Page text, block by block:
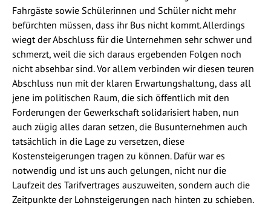
Fahrgäste sowie Schülerinnen und Schüler nicht mehr
befürchten müssen, dass ihr Bus nicht kommt. Allerdings
wiegt der Abschluss für die Unternehmen sehr schwer und
schmerzt, weil die sich daraus ergebenden Folgen noch
nicht absehbar sind. Vor allem verbinden wir diesen teuren
Abschluss nun mit der klaren Erwartungshaltung, dass all
jene im politischen Raum, die sich öffentlich mit den
Forderungen der Gewerkschaft solidarisiert haben, nun
auch zügig alles daran setzen, die Busunternehmen auch
tatsächlich in die Lage zu versetzen, diese
Kostensteigerungen tragen zu können. Dafür war es
notwendig und ist uns auch gelungen, nicht nur die
Laufzeit des Tarifvertrages auszuweiten, sondern auch die
Zeitpunkte der Lohnsteigerungen nach hinten zu schieben.